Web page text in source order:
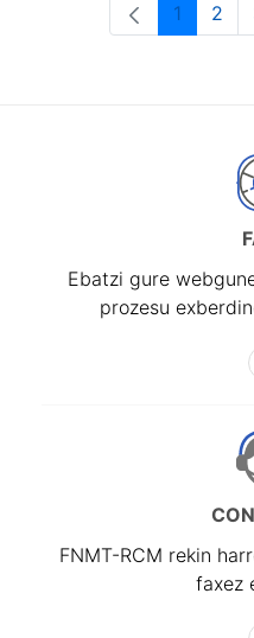
1 2
Ebatzi gure
prozesu
FNMT-RCM rekin
faxez